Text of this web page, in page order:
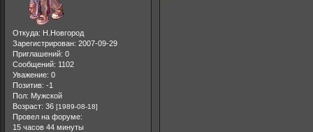
Откуда: Н.Новгород
Зарегистрирован: 2007-09-29
Приглашений: 0
Сообщений: 1102
Уважение: 0
Позитив: -1
Пол: Мужской
Возраст: 36 [1989-08-18]
Провел на форуме:
15 часов 44 минуты